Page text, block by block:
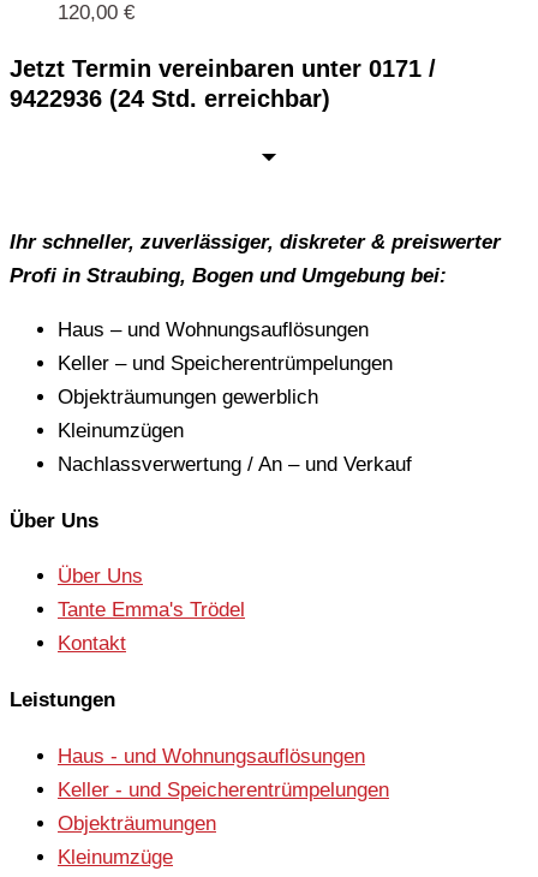
120,00 €
Jetzt Termin vereinbaren unter 0171 /
9422936 (24 Std. erreichbar)
Ihr schneller, zuverlässiger, diskreter & preiswerter
Profi in Straubing, Bogen und Umgebung bei:
Haus – und Wohnungsauflösungen
Keller – und Speicherentrümpelungen
Objekträumungen gewerblich
Kleinumzügen
Nachlassverwertung / An – und Verkauf
Über Uns
Über Uns
Tante Emma's Trödel
Kontakt
Leistungen
Haus - und Wohnungsauflösungen
Keller - und Speicherentrümpelungen
Objekträumungen
Kleinumzüge